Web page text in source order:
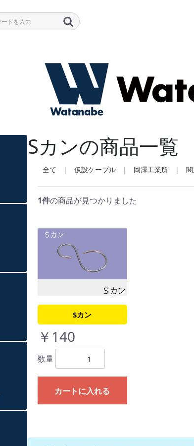
Sカンの商品一覧
全て | 仮設ケーブル | 岡澤工業所 |
1件の商品が見つかりました
Sカン
￥140
数量
カートに入れる